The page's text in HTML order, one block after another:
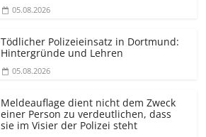
05.08.2026
Tödlicher Polizeieinsatz in Dortmund:
Hintergründe und Lehren
05.08.2026
Meldeauflage dient nicht dem Zweck
einer Person zu verdeutlichen, dass
sie im Visier der Polizei steht